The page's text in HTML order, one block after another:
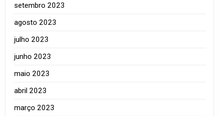
setembro 2023
agosto 2023
julho 2023
junho 2023
maio 2023
abril 2023
março 2023